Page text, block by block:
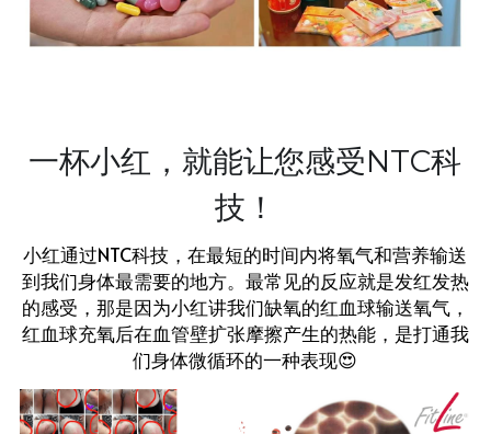
一杯小红，就能让您感受NTC科
技！
小红通过NTC科技，在最短的时间内将氧气和营养输送
到我们身体最需要的地方。最常见的反应就是发红发热
的感受，那是因为小红讲我们缺氧的红血球输送氧气，
红血球充氧后在血管壁扩张摩擦产生的热能，是打通我
们身体微循环的一种表现😍